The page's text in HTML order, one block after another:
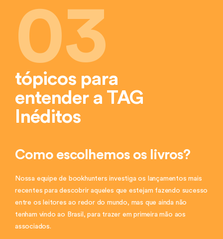
03
tópicos para
entender a TAG
Inéditos
Como escolhemos os livros?
Nossa equipe de bookhunters investiga os lançamentos mais
recentes para descobrir aqueles que estejam fazendo sucesso
entre os leitores ao redor do mundo, mas que ainda não
tenham vindo ao Brasil, para trazer em primeira mão aos
associados.